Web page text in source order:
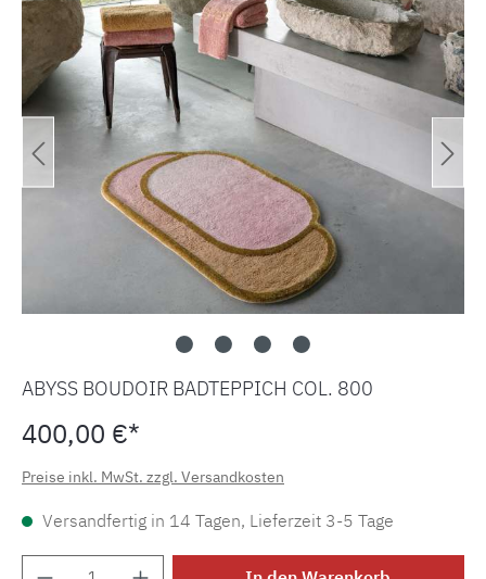
ABYSS BOUDOIR BADTEPPICH COL. 800
400,00 €*
Preise inkl. MwSt. zzgl. Versandkosten
Versandfertig in 14 Tagen, Lieferzeit 3-5 Tage
Produkt Anzahl: Gib den gewünschten